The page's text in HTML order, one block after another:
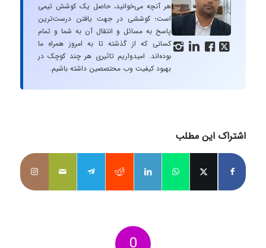
   
هر آنچه می‌خوانید، حاصل یک کوشش تیمی
است؛ کوششی در جهت یافتن درست‌ترین
پاسخ به مسائل و انتقال آن به شما و تمام
کسانی که از گذشته تا به امروز همراه ما
بوده‌اند. امیدواریم تاثیری هر چند کوچک در
بهبود کیفیت وب محتصصین داشته باشیم.
اشتراک این مطلب